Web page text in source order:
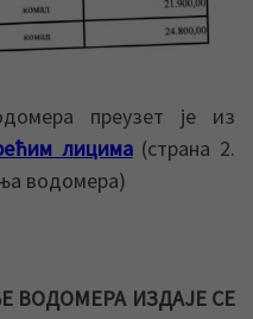
преузет је из
лицима(страна 2.
водомера)
ВОДОМЕРА ИЗДАЈЕ СЕ